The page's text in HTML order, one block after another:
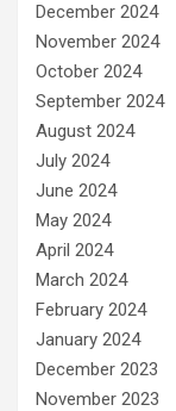
December 2024
November 2024
October 2024
September 2024
August 2024
July 2024
June 2024
May 2024
April 2024
March 2024
February 2024
January 2024
December 2023
November 2023